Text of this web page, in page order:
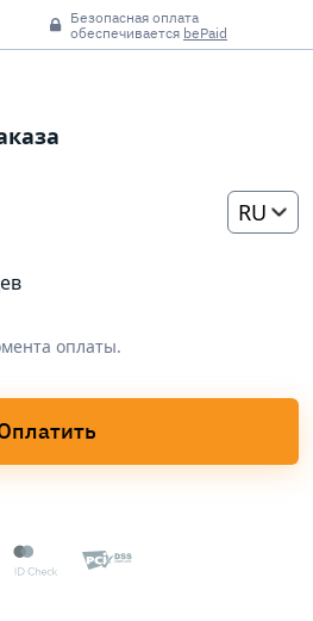
Безопасная оплата
обеспечивается bePaid
RU
оплаты.